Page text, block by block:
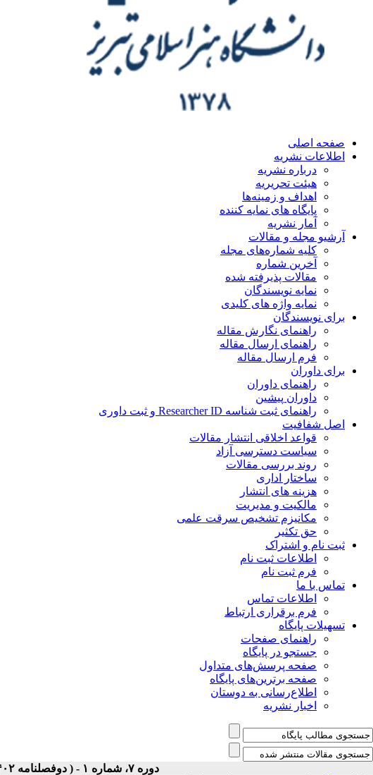
صفحه اصلی
اطلاعات نشریه
درباره نشریه
هیئت تحریریه
اهداف و زمینه‌ها
پایگاه های نمایه کننده
آمار نشریه
آرشیو مجله و مقالات
کلیه شماره‌های مجله
آخرین شماره
مقالات پذیرفته شده
نمایه نویسندگان
نمایه واژه های کلیدی
برای نویسندگان
راهنمای نگارش مقاله
راهنمای ارسال مقاله
فرم ارسال مقاله
برای داوران
راهنمای داوران
داوران پیشین
راهنمای ثبت شناسه Researcher ID و ثبت داوری
اصل شفافیت
قواعد اخلاقی انتشار مقالات
سیاست دسترسی آزاد
روند بررسی مقالات
ساختار اداری
هزینه های انتشار
مالکیت و مدیریت
ﻣﮑﺎﻧﯿﺰم ﺗﺸﺨﯿﺺ ﺳﺮﻗﺖ ﻋﻠﻤﯽ
حق تکثیر
ثبت نام و اشتراک
اطلاعات ثبت نام
فرم ثبت نام
تماس با ما
اطلاعات تماس
فرم برقراری ارتباط
تسهیلات پایگاه
راهنمای صفحات
جستجو در پایگاه
صفحه پرسش‌های متداول
صفحه برترین‌های پایگاه
اطلاع‌رسانی به دوستان
اخبار نشریه
دوره ۷، شماره ۱ - ( دوفصلنامه ۱۴۰۲ )